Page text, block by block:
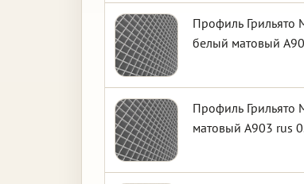
Профиль
белый матовый
Профиль
матовый А903 rus